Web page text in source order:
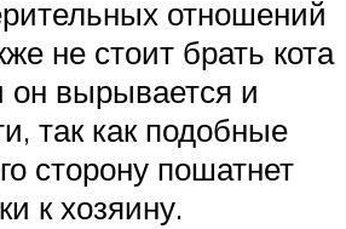
отношений
не стоит брать кота
он вырывается и
так как подобные
сторону пошатнет
к хозяину.